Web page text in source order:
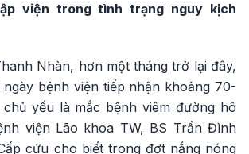
viện trong tình trạng nguy kịch
Nhàn, hơn một tháng trở lại đây,
bệnh viện tiếp nhận khoảng 70-
yếu là mắc bệnh viêm đường hô
viện Lão khoa TW, BS Trần Đình
cứu cho biết trong đợt nắng nóng